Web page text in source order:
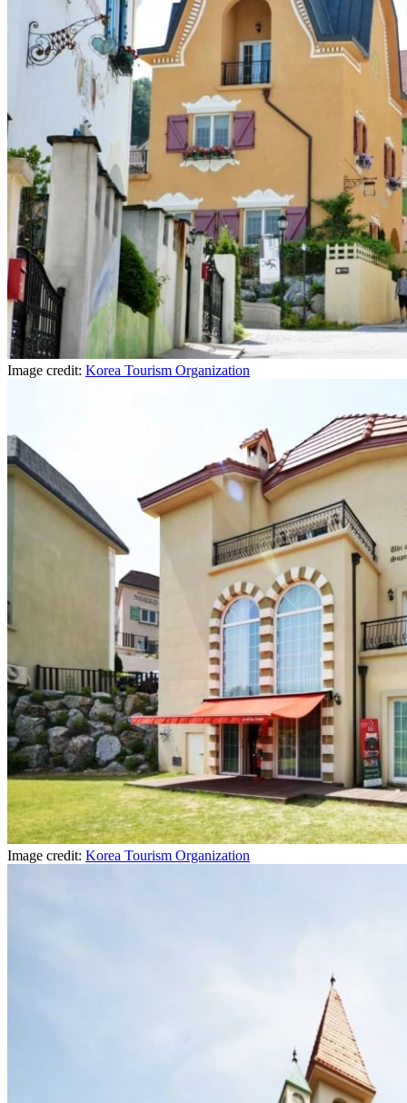
Image credit: Korea Tourism Organization
Image credit: Korea Tourism Organization